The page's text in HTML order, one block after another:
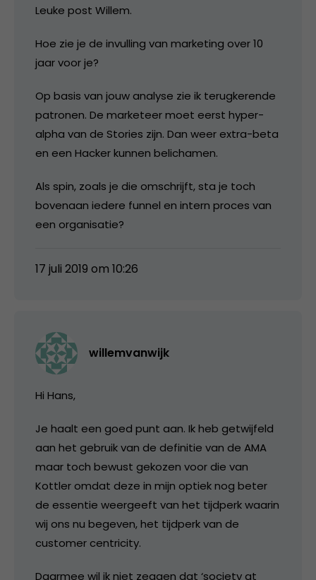
Leuke post Willem.
Hoe zie je de invulling van marketing over 10
jaar voor je?
Op basis van jouw analyse zie ik terugkerende
patronen. De marketeer moet eerst hyper-
alpha van de Stories zijn. Dan weer extra-beta
en een Hacker kunnen belichamen.
Als spin, zoals je die omschrijft, sta je toch
bovenaan iedere funnel en intern proces van
een organisatie?
17 juli 2019 om 10:26
willemvanwijk
Hi Hans,
Je haalt een goed punt aan. Ik heb getwijfeld
aan het gebruik van de definitie van de AMA
maar toch bewust gekozen voor die van
Kottler omdat deze in mijn optiek nog beter
de essentie weergeeft van het tijdperk waarin
wij ons nu begeven, het tijdperk van de
customer centricity.
Daarmee wil ik niet zeggen dat ‘society at